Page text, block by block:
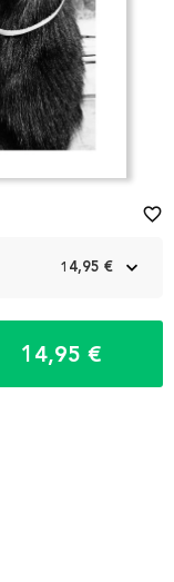
14,95 €
14,95 €
favorite_border